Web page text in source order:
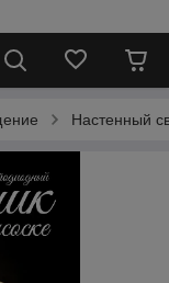
Настенный